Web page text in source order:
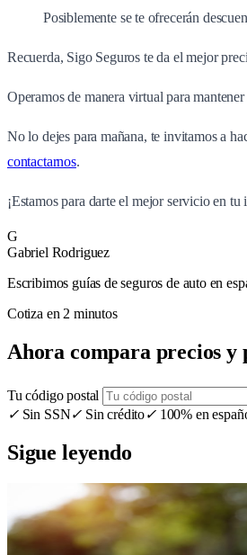
Posiblemente se te ofrecerán
Recuerda, Sigo Seguros te da el mejor
Operamos de manera virtual para
No lo dejes para mañana, te invitamos a
contactarnos.
¡Estamos para darte el mejor servicio en tu
G
Gabriel Rodriguez
Escribimos guías de seguros de auto en
Cotiza en 2 minutos
Ahora compara precios y
Tu código postal
✓Sin SSN✓ Sin crédito✓100% en
Sigue leyendo